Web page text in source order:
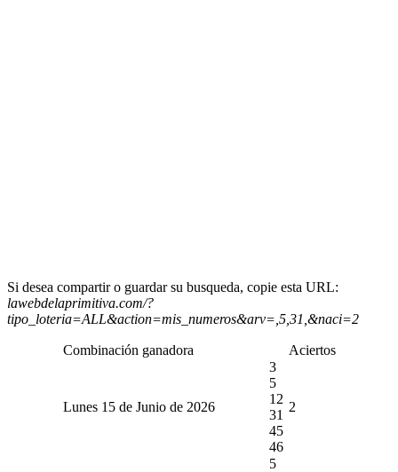
Si desea compartir o guardar su busqueda, copie esta URL:
lawebdelaprimitiva.com/?
tipo_loteria=ALL&action=mis_numeros&arv=,5,31,&naci=2
Combinación ganadora Aciertos
Lunes 15 de Junio de 2026
3
5
12
31
45
46
2
5